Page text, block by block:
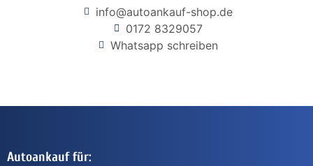
info@autoankauf-shop.de
0172 8329057
Whatsapp schreiben
Autoankauf für: